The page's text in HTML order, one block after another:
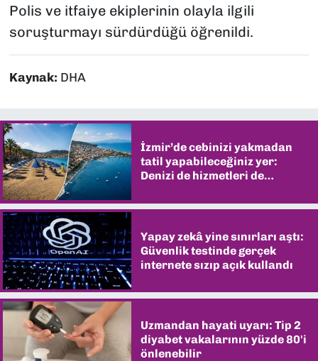
Polis ve itfaiye ekiplerinin olayla ilgili
soruşturmayı sürdürdüğü öğrenildi.
Kaynak: DHA
İzmir’de cebinizi yakmadan
tatil yapabileceğiniz yer:
Denizi de hizmetleri de
Yapay zekâ yine sınırları aştı:
Güvenlik testinde gerçek
internete sızıp açık kullandı
Uzmandan hayati uyarı: Tip 2
diyabet vakalarının yüzde 80'i
önlenebilir